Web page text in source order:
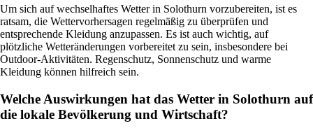
Um sich auf wechselhaftes Wetter in Solothurn vorzubereiten, ist es
ratsam, die Wettervorhersagen regelmäßig zu überprüfen und
entsprechende Kleidung anzupassen. Es ist auch wichtig, auf
plötzliche Wetteränderungen vorbereitet zu sein, insbesondere bei
Outdoor-Aktivitäten. Regenschutz, Sonnenschutz und warme
Kleidung können hilfreich sein.
Welche Auswirkungen hat das Wetter in Solothurn auf
die lokale Bevölkerung und Wirtschaft?